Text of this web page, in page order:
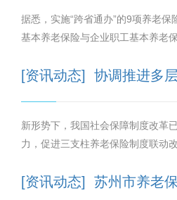
据悉，实施“跨省通办”的9项养老
基本养老保险与企业职工基本养老
[资讯动态] 协调推进多
新形势下，我国社会保障制度改革
力，促进三支柱养老保险制度联动
[资讯动态] 苏州市养老